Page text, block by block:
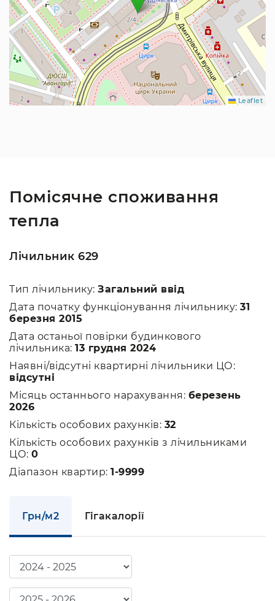
Leaflet
Помісячне споживання
тепла
Лічильник 629
Тип лічильнику: Загальний ввід
Дата початку функціонування лічильнику: 31
березня 2015
Дата останьої повірки будинкового
лічильника: 13 грудня 2024
Наявні/відсутні квартирні лічильники ЦО:
відсутні
Місяць останнього нарахування: березень
2026
Кількість особових рахунків: 32
Кількість особових рахунків з лічильниками
ЦО: 0
Діапазон квартир: 1-9999
Грн/м2 Гігакалорії